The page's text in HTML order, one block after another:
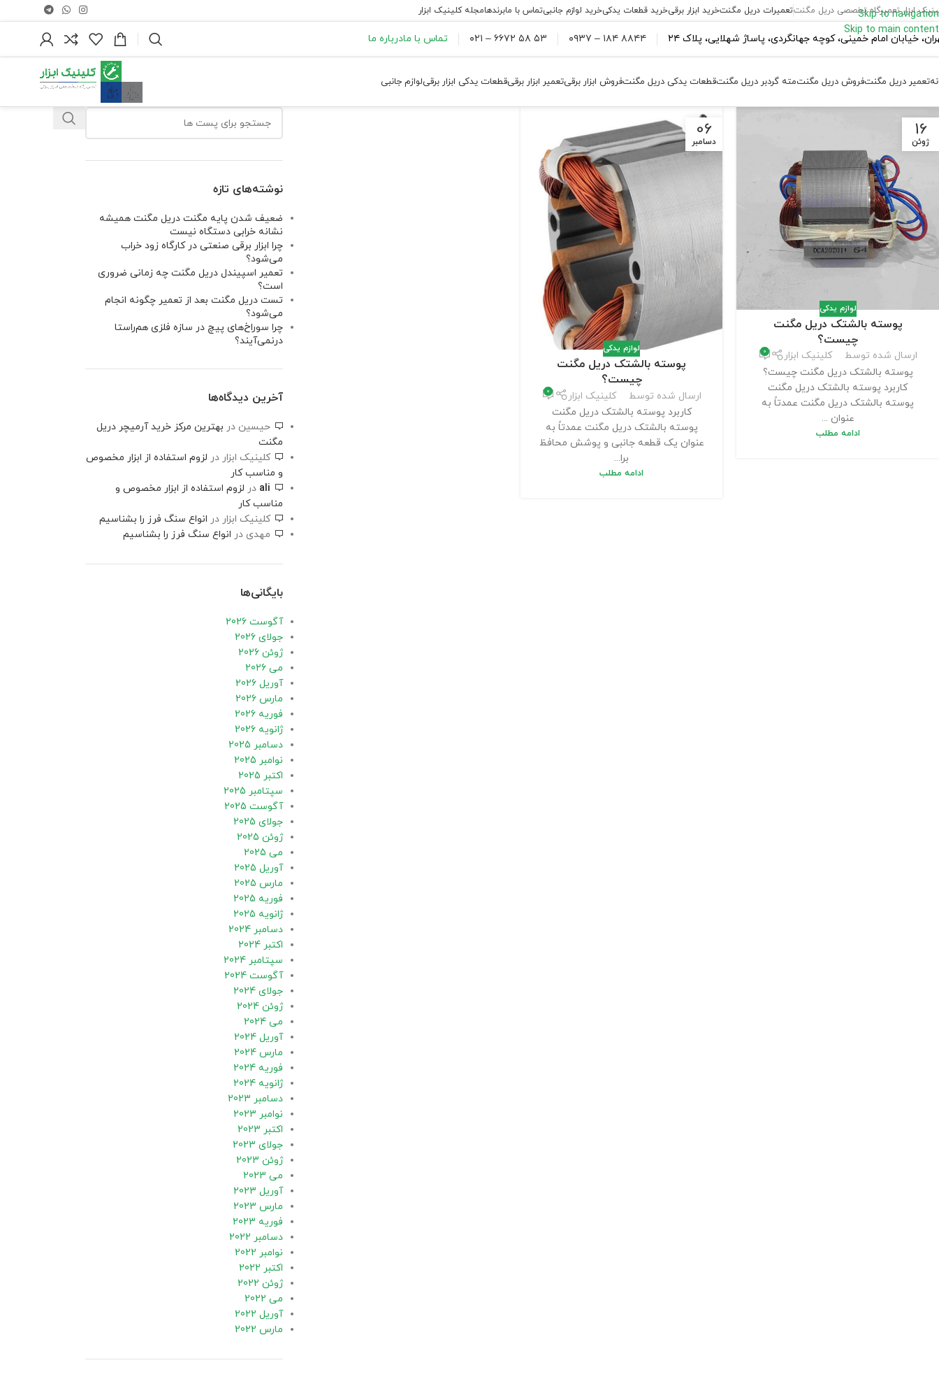
Skip to navigation
Skip to main content
ابزار تعمیرگاه تخصصی دریل مگنتتعمیرات دریل مگنتخرید ابزار برقیخرید قطعات یدکیخرید لوازم جانبیتماس با مابرندهامجله کلینیک ابزار
خیابان امام خمینی، کوچه جهانگردی، پاساژ شهلایی، پلاک ۲۴ ۸۸۴۴ ۱۸۴ – ۰۹۳۷ ۵۳ ۵۸ ۶۶۷۲ – ۰۲۱ تماس با مادرباره ما
تعمیر دریل مگنتفروش دریل مگنتمته گردبر دریل مگنتقطعات یدکی دریل مگنتفروش ابزار برقیتعمیر ابزار برقیقطعات یدکی ابزار برقیلوازم جانبی
16
ژوئن
لوازم یدکی
پوسته بالشتک دریل مگنت
چیست؟
ارسال شده توسط کلینیک ابزار 0
پوسته بالشتک دریل مگنت چیست؟
کاربرد پوسته بالشتک دریل مگنت
پوسته بالشتک دریل مگنت عمدتاً به
عنوان ...
ادامه مطلب
06
دسامبر
لوازم یدکی
پوسته بالشتک دریل مگنت
چیست؟
ارسال شده توسط کلینیک ابزار 0
کاربرد پوسته بالشتک دریل مگنت
پوسته بالشتک دریل مگنت عمدتاً به
عنوان یک قطعه جانبی و پوشش محافظ
برا...
ادامه مطلب
نوشته‌های تازه
ضعیف شدن پایه مگنت دریل مگنت همیشه
نشانه خرابی دستگاه نیست
چرا ابزار برقی صنعتی در کارگاه زود خراب
می‌شود؟
تعمیر اسپیندل دریل مگنت چه زمانی ضروری
است؟
تست دریل مگنت بعد از تعمیر چگونه انجام
می‌شود؟
چرا سوراخ‌های پیچ در سازه فلزی هم‌راستا
درنمی‌آیند؟
آخرین دیدگاه‌ها
حیسین در بهترین مرکز خرید آرمیچر دریل
مگنت
کلینیک ابزار در لزوم استفاده از ابزار مخصوص
و مناسب کار
ali در لزوم استفاده از ابزار مخصوص و
مناسب کار
کلینیک ابزار در انواع سنگ فرز را بشناسیم
مهدی در انواع سنگ فرز را بشناسیم
بایگانی‌ها
آگوست 2026
جولای 2026
ژوئن 2026
می 2026
آوریل 2026
مارس 2026
فوریه 2026
ژانویه 2026
دسامبر 2025
نوامبر 2025
اکتبر 2025
سپتامبر 2025
آگوست 2025
جولای 2025
ژوئن 2025
می 2025
آوریل 2025
مارس 2025
فوریه 2025
ژانویه 2025
دسامبر 2024
اکتبر 2024
سپتامبر 2024
آگوست 2024
جولای 2024
ژوئن 2024
می 2024
آوریل 2024
مارس 2024
فوریه 2024
ژانویه 2024
دسامبر 2023
نوامبر 2023
اکتبر 2023
جولای 2023
ژوئن 2023
می 2023
آوریل 2023
مارس 2023
فوریه 2023
دسامبر 2022
نوامبر 2022
اکتبر 2022
ژوئن 2022
می 2022
آوریل 2022
مارس 2022